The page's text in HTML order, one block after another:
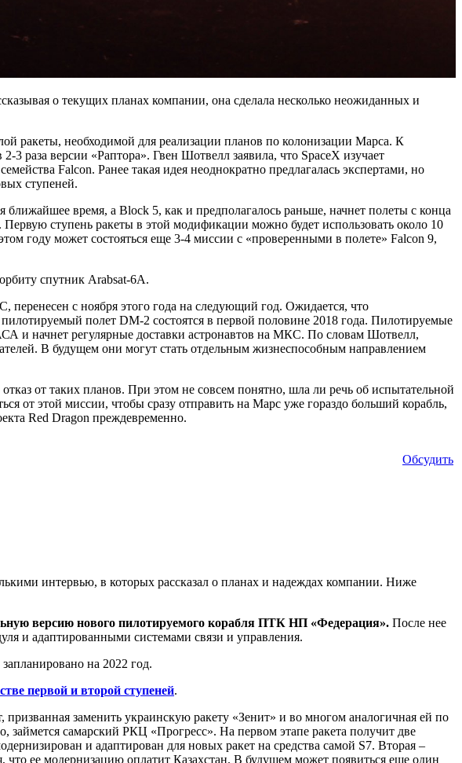
о текущих планах компании, она сделала несколько неожиданных и
ракеты, необходимой для реализации планов по колонизации Марса. К
раза версии «Раптора». Гвен Шотвелл заявила, что SpaceX изучает
Falcon. Ранее такая идея неоднократно предлагалась экспертами, но
ступеней.
время, а Block 5, как и предполагалось раньше, начнет полеты с конца
ступень ракеты в этой модификации можно будет использовать около 10
году может состояться еще 3-4 миссии с «проверенными в полете» Falcon 9,
спутник Arabsat-6A.
перенесен с ноября этого года на следующий год. Ожидается, что
полет DM-2 состоятся в первой половине 2018 года. Пилотируемые
и начнет регулярные доставки астронавтов на МКС. По словам Шотвелл,
В будущем они могут стать отдельным жизнеспособным направлением
от таких планов. При этом не совсем понятно, шла ли речь об испытательной
от этой миссии, чтобы сразу отправить на Марс уже гораздо больший корабль,
Red Dragon преждевременно.
Обсудить
интервью, в которых рассказал о планах и надеждах компании. Ниже
версию нового пилотируемого корабля ПТК НП «Федерация». После нее
и адаптированными системами связи и управления.
на 2022 год.
первой и второй ступеней.
заменить украинскую ракету «Зенит» и во многом аналогичная ей по
займется самарский РКЦ «Прогресс». На первом этапе ракета получит две
и адаптирован для новых ракет на средства самой S7. Вторая –
что ее модернизацию оплатит Казахстан. В будущем может появиться еще один